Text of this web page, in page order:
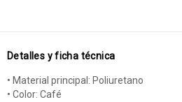
Detalles y ficha técnica
• Material principal: Poliuretano
• Color: Café